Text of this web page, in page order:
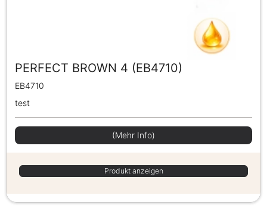
PERFECT BROWN 4 (EB4710)
EB4710
test
(Mehr Info)
Produkt anzeigen